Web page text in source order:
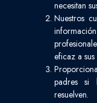
necesitan
Nuestros
eficaz a sus
padres si
resuelven.